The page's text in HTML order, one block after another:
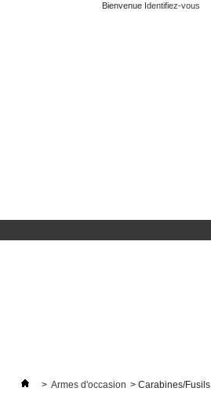
Bienvenue Identifiez-vous
> Armes d'occasion > Carabines/Fusils